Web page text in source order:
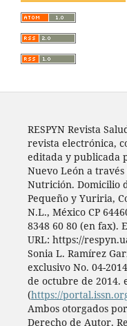
RESPYN Revista
revista electrónica,
editada y publicada
Nuevo León a
Nutrición. Domicilio
Pequeño y Yuriria,
N.L., México CP
8348 60 80 (en fax).
URL: https://
Sonia L. Ramírez
exclusivo No. 04-
de octubre de 2014.
(https://
Ambos otorgados
Derecho de Autor.